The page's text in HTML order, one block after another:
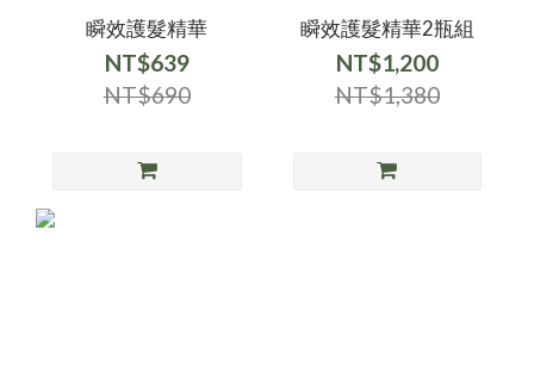
瞬效護髮精華
NT$639
NT$690
瞬效護髮精華2瓶組
NT$1,200
NT$1,380